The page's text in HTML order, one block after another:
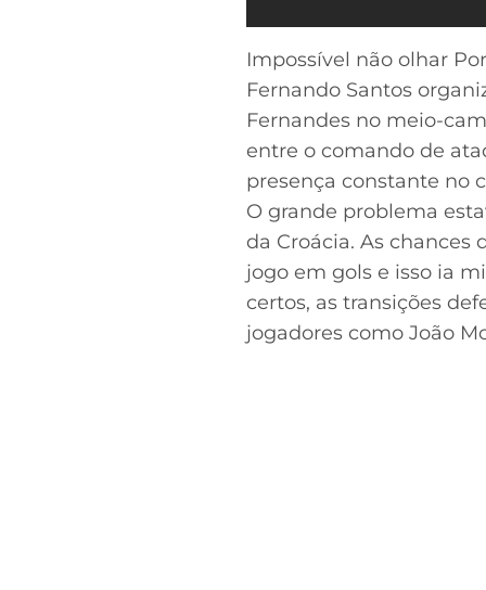
Impossível não olhar
Fernando Santos
Fernandes no meio-
entre o comando de
presença constante no
O grande problema
da Croácia. As
jogo em gols e isso ia
certos, as transições
jogadores como João